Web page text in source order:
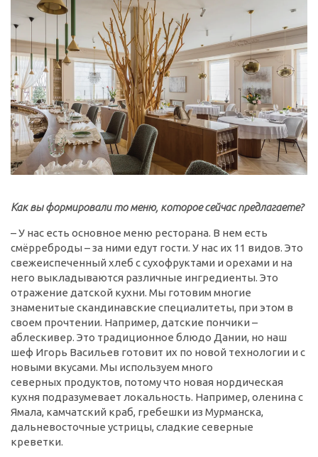
Как вы формировали то меню, которое сейчас предлагаете?
– У нас есть основное меню ресторана. В нем есть
смёрреброды – за ними едут гости. У нас их 11 видов. Это
свежеиспеченный хлеб с сухофруктами и орехами и на
него выкладываются различные ингредиенты. Это
отражение датской кухни. Мы готовим многие
знаменитые скандинавские специалитеты, при этом в
своем прочтении. Например, датские пончики –
аблескивер. Это традиционное блюдо Дании, но наш
шеф Игорь Васильев готовит их по новой технологии и с
новыми вкусами. Мы используем много
северных продуктов, потому что новая нордическая
кухня подразумевает локальность. Например, оленина с
Ямала, камчатский краб, гребешки из Мурманска,
дальневосточные устрицы, сладкие северные
креветки.